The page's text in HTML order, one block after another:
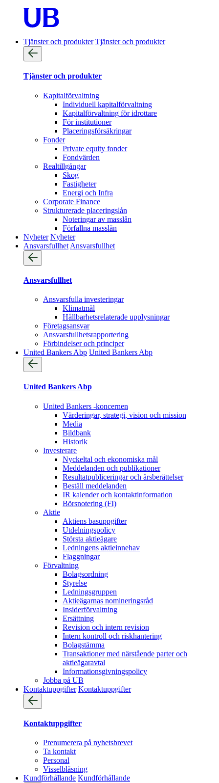
Tjänster och produkter Tjänster och produkter
Tjänster och produkter
Kapitalförvaltning
Individuell kapitalförvaltning
Kapitalförvaltning för idrottare
För institutioner
Placeringsförsäkringar
Fonder
Private equity fonder
Fondvärden
Realtillgångar
Skog
Fastigheter
Energi och Infra
Corporate Finance
Strukturerade placeringslån
Noteringar av masslån
Förfallna masslån
Nyheter Nyheter
Ansvarsfullhet Ansvarsfullhet
Ansvarsfullhet
Ansvarsfulla investeringar
Klimatmål
Hållbarhetsrelaterade upplysningar
Företagsansvar
Ansvarsfullhets­rapportering
Förbindelser och principer
United Bankers Abp United Bankers Abp
United Bankers Abp
United Bankers -koncernen
Värderingar, strategi, vision och mission
Media
Bildbank
Historik
Investerare
Nyckeltal och ekonomiska mål
Meddelanden och publikationer
Resultatpubliceringar och årsberättelser
Beställ meddelanden
IR kalender och kontaktinformation
Börsnotering (FI)
Aktie
Aktiens basuppgifter
Utdelningspolicy
Största aktieägare
Ledningens aktieinnehav
Flaggningar
Förvaltning
Bolagsordning
Styrelse
Ledningsgruppen
Aktieägarnas nomineringsråd
Insiderförvaltning
Ersättning
Revision och intern revision
Intern kontroll och riskhantering
Bolagstämma
Transaktioner med närstående parter och
aktieägaravtal
Informationsgivningspolicy
Jobba på UB
Kontaktuppgifter Kontaktuppgifter
Kontaktuppgifter
Prenumerera på nyhetsbrevet
Ta kontakt
Personal
Visselblåsning
Kundförhållande Kundförhållande